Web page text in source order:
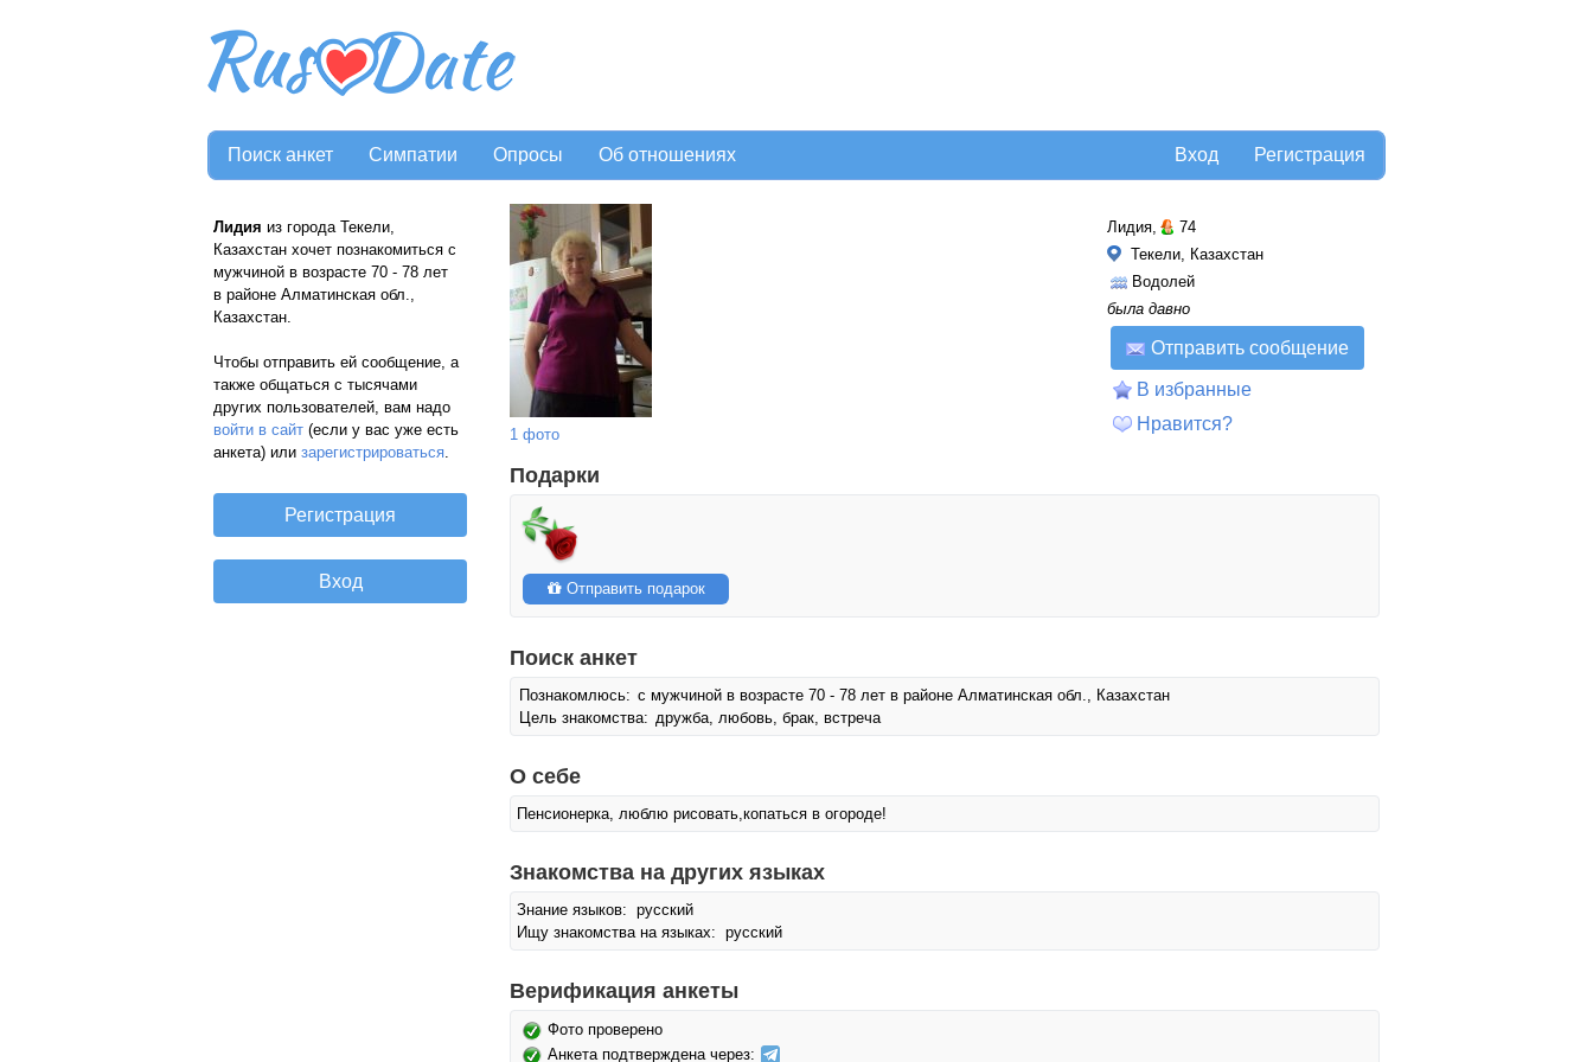
Поиск анкет Симпатии Опросы Об отношениях Регистрация
Вход
Лидия из города Текели,
Казахстан хочет познакомиться с
мужчиной в возрасте 70 - 78 лет
в районе Алматинская обл.,
Казахстан.
Чтобы отправить ей сообщение, а
также общаться с тысячами
других пользователей, вам надо
войти в сайт (если у вас уже есть
анкета) или зарегистрироваться.
1 фото
Лидия,
74
Текели, Казахстан
Водолей
была давно
Отправить сообщение
В избранные
Нравится?
Подарки
Отправить подарок
Поиск анкет
Познакомлюсь: с мужчиной в возрасте 70 - 78 лет в районе Алматинская обл., Казахстан
Цель знакомства: дружба, любовь, брак, встреча
О себе
Пенсионерка, люблю рисовать,копаться в огороде!
Знакомства на других языках
Знание языков: русский
Ищу знакомства на языках: русский
Верификация анкеты
Фото проверено
Анкета подтверждена через: